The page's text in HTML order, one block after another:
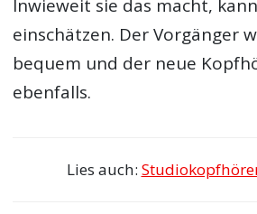
Inwieweit sie das macht,
einschätzen. Der Vorgänger
bequem und der neue
ebenfalls.
Lies auch: